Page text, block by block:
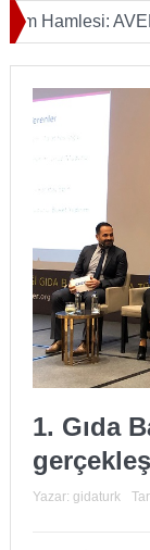
AVEME
Başladı
1. Gıda
Yazar: gidaturk